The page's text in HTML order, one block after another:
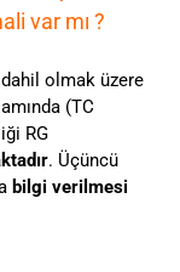
var mı ?
olmak üzere
(TC
RG
. Üçüncü
bilgi verilmesi